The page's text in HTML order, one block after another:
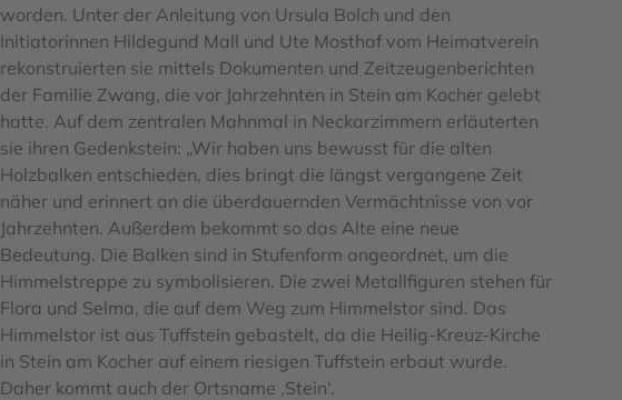
worden. Unter der Anleitung von Ursula Bolch und den
Initiatorinnen Hildegund Mall und Ute Mosthaf vom Heimatverein
rekonstruierten sie mittels Dokumenten und Zeitzeugenberichten
der Familie Zwang, die vor Jahrzehnten in Stein am Kocher gelebt
hatte. Auf dem zentralen Mahnmal in Neckarzimmern erläuterten
sie ihren Gedenkstein: „Wir haben uns bewusst für die alten
Holzbalken entschieden, dies bringt die längst vergangene Zeit
näher und erinnert an die überdauernden Vermächtnisse von vor
Jahrzehnten. Außerdem bekommt so das Alte eine neue
Bedeutung. Die Balken sind in Stufenform angeordnet, um die
Himmelstreppe zu symbolisieren. Die zwei Metallfiguren stehen für
Flora und Selma, die auf dem Weg zum Himmelstor sind. Das
Himmelstor ist aus Tuffstein gebastelt, da die Heilig-Kreuz-Kirche
in Stein am Kocher auf einem riesigen Tuffstein erbaut wurde.
Daher kommt auch der Ortsname ‚Stein‘.